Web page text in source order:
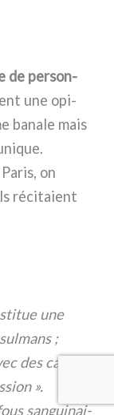
de per­son­
une opi­
bana­le mais
on
réci­ta­ient
une
;
des cari­ca­
».
san­gui­nai­